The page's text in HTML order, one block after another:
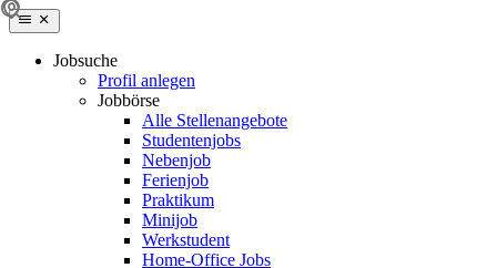
Jobsuche
Profil anlegen
Jobbörse
Alle Stellenangebote
Studentenjobs
Nebenjob
Ferienjob
Praktikum
Minijob
Werkstudent
Home-Office Jobs